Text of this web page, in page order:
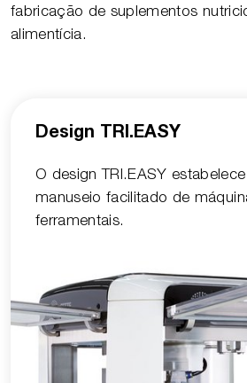
fabricação de suplementos
alimentícia.
Design TRI.EASY
O design TRI.EASY
manuseio facilitado de
ferramentais.